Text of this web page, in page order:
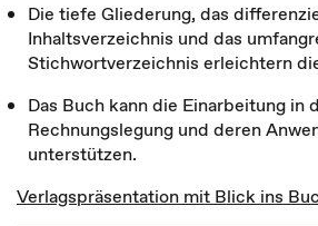
Die tiefe Gliederung, das
Inhaltsverzeichnis und das
Stichwortverzeichnis erleichtern
Das Buch kann die Einarbeitung in
Rechnungslegung und deren
unterstützen.
Verlagspräsentation mit Blick ins